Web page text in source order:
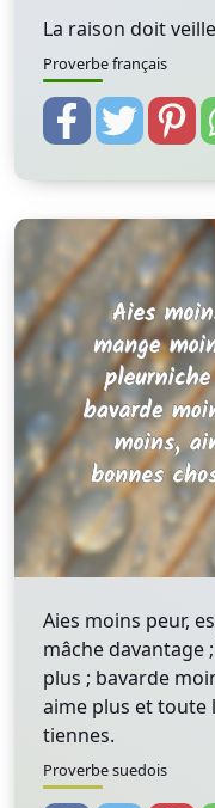
La raison doit
Proverbe français
Aies moins peur,
mâche davantage
plus ; bavarde
aime plus et toute
tiennes.
Proverbe suedois